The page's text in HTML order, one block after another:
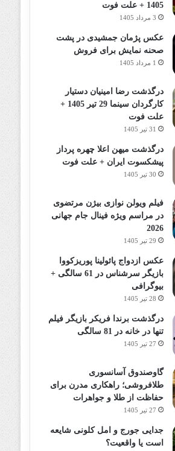
1405 + علت فوت
3 مرداد 1405
عکس پژمان جمشیدی در پشت
صحنه نمایش برای فروش
1 مرداد 1405
درگذشت رضا امینیان دستیار
کارگردان سینما 29 تیر 1405 +
علت فوت
31 تیر 1405
درگذشت میهن اعلا چهره پرداز
پیشکسوت ایران + علت فوت
30 تیر 1405
فیلم ویولن نوازی بیژن مرتضوی
در مراسم ویژه فینال جام جهانی
2026
29 تیر 1405
عکس ازدواج پائولینا پوریزکووا
بازیگر سرشناس در 61 سالگی +
بیوگرافی
28 تیر 1405
درگذشت برندا فریکر بازیگر فیلم
تنها در خانه در 81 سالگی
27 تیر 1405
گاوصندوق آسانسوری
طلافروشی؛ راهکاری مدرن برای
حفاظت از طلا و جواهرات
27 تیر 1405
جدایی جورج و امل کلونی شایعه
است یا واقعیت؟